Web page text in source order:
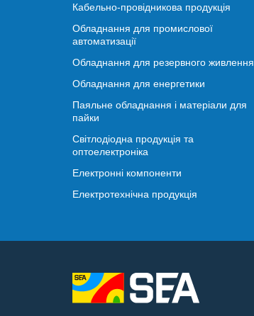
Кабельно-провідникова продукція
Обладнання для промислової
автоматизації
Обладнання для резервного живлення
Обладнання для енергетики
Паяльне обладнання і матеріали для
пайки
Світлодіодна продукція та
оптоелектроніка
Електронні компоненти
Електротехнічна продукція